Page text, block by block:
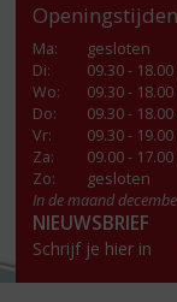
Openingstijden
Ma:
gesloten
Di:
09.30 -
Wo:
09.30 -
Do:
09.30 -
Vr:
09.30 -
Za:
09.00 -
Zo:
gesloten
In de maand
NIEUWSBRIEF
Schrijf je hier in